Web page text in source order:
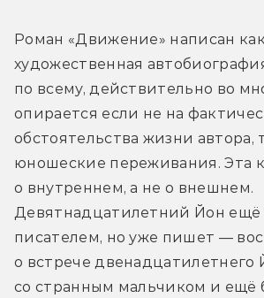
Роман «Движение» написан
художественная
по всему, действительно во
опирается если не на
обстоятельства жизни автора,
юношеские переживания. Эта
о внутреннем, а не о внешнем.
Девятнадцатилетний Йон ещё
писателем, но уже пишет —
о встрече двенадцатилетнего
со странным мальчиком и ещё